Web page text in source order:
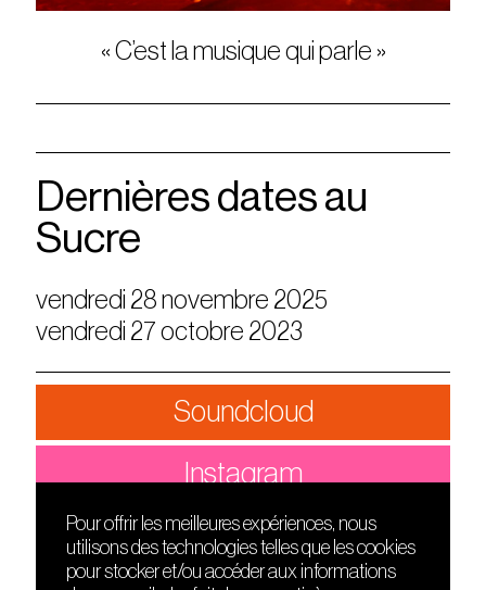
« C’est la musique qui parle »
Dernières dates au
Sucre
vendredi 28 novembre 2025
vendredi 27 octobre 2023
Soundcloud
Instagram
DÉCOUVRIR
Le lieu
FRIENDS
Nuits sonores
Pour offrir les meilleures expériences, nous
utilisons des technologies telles que les cookies
pour stocker et/ou accéder aux informations